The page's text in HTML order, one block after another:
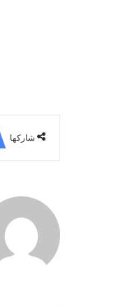
شاركها